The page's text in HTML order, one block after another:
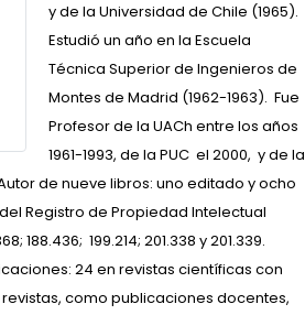
y de la Universidad de Chile (1965).
Estudió un año en la Escuela
Técnica Superior de Ingenieros de
Montes de Madrid (1962-1963). Fue
Profesor de la UACh entre los años
1961-1993, de la PUC el 2000, y de la
de nueve libros: uno editado y ocho
Registro de Propiedad Intelectual
188.436; 199.214; 201.338 y 201.339.
24 en revistas científicas con
revistas, como publicaciones docentes,